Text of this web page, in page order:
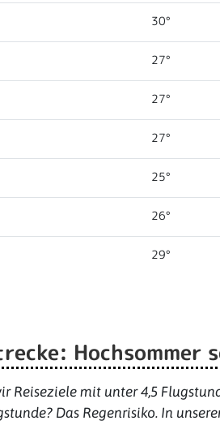
30°
27°
27°
27°
25°
26°
29°
Hochsommer
Reiseziele mit unter 4,5
Das Regenrisiko. In